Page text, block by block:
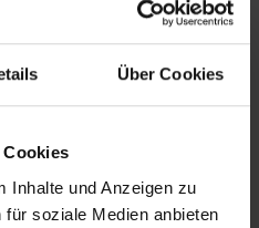
Über Cookies
Cookies
Inhalte und Anzeigen zu
soziale Medien anbieten
Teilen!